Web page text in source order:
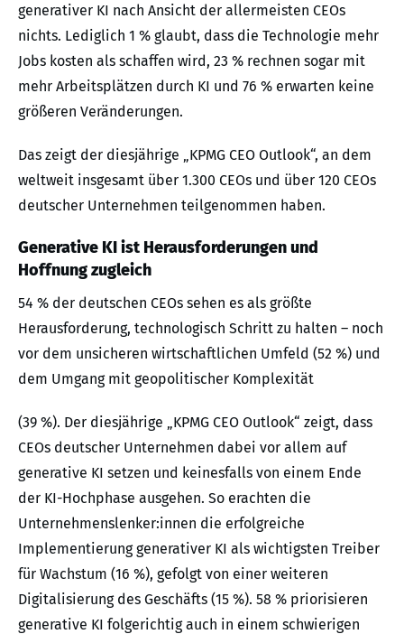
generativer KI nach Ansicht der allermeisten CEOs
nichts. Lediglich 1 % glaubt, dass die Technologie mehr
Jobs kosten als schaffen wird, 23 % rechnen sogar mit
mehr Arbeitsplätzen durch KI und 76 % erwarten keine
größeren Veränderungen.
Das zeigt der diesjährige „KPMG CEO Outlook“, an dem
weltweit insgesamt über 1.300 CEOs und über 120 CEOs
deutscher Unternehmen teilgenommen haben.
Generative KI ist Herausforderungen und
Hoffnung zugleich
54 % der deutschen CEOs sehen es als größte
Herausforderung, technologisch Schritt zu halten – noch
vor dem unsicheren wirtschaftlichen Umfeld (52 %) und
dem Umgang mit geopolitischer Komplexität
(39 %). Der diesjährige „KPMG CEO Outlook“ zeigt, dass
CEOs deutscher Unternehmen dabei vor allem auf
generative KI setzen und keinesfalls von einem Ende
der KI-Hochphase ausgehen. So erachten die
Unternehmenslenker:innen die erfolgreiche
Implementierung generativer KI als wichtigsten Treiber
für Wachstum (16 %), gefolgt von einer weiteren
Digitalisierung des Geschäfts (15 %). 58 % priorisieren
generative KI folgerichtig auch in einem schwierigen